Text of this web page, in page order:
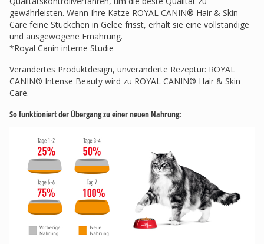
gewährleisten. Wenn Ihre Katze ROYAL CANIN® Hair & Skin
Care feine Stückchen in Gelee frisst, erhält sie eine vollständige
und ausgewogene Ernährung.
*Royal Canin interne Studie
Verändertes Produktdesign, unveränderte Rezeptur: ROYAL
CANIN® Intense Beauty wird zu ROYAL CANIN® Hair & Skin
Care.
So funktioniert der Übergang zu einer neuen Nahrung: